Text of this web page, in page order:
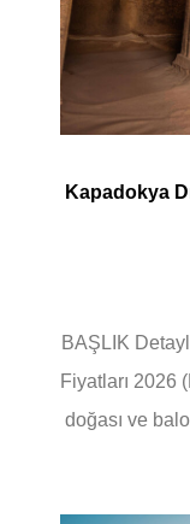
Kapadokya
BAŞLIK
Fiyatları 2026
doğası ve